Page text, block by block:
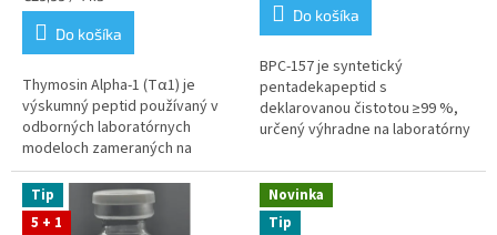
cena:
Do košíka
Thymosin Alpha‑1 (Tα1) je
výskumný peptid používaný v
odborných laboratórnych
modeloch zameraných na
analýzu imunitných procesov a
regulačných mechanizmov.
Peptidgen poskytuje...
hviezdičiek.
Do košíka
BPC‑157 je syntetický
pentadekapeptid s
deklarovanou čistotou ≥99 %,
určený výhradne na laboratórny
lyofilizovaná forma 5 mg v
sterilnej vialke...
Tip
5 + 1
Novinka
Tip